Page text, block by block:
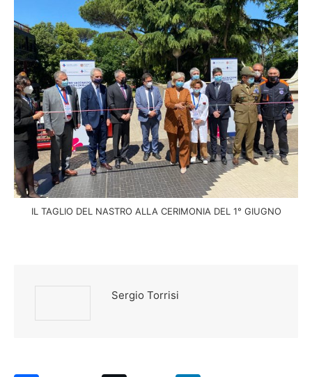
IL TAGLIO DEL NASTRO ALLA CERIMONIA DEL 1° GIUGNO
Sergio Torrisi